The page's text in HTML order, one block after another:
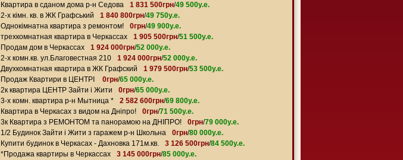
Квартира в сданом дома р-н Седова 1 831 500грн/49 500y.e.
2-х кімн. кв. в ЖК Графський 1 840 800грн/49 750y.e.
Однокімнатна квартира з ремонтом! 0грн/49 900y.e.
трехкомнатная квартира в Черкассах 1 905 500грн/51 500y.e.
Продам дом в Черкассах 1 924 000грн/52 000y.e.
2-х комн.кв. ул.Благовестная 210 1 924 000грн/52 000y.e.
Двухкомнатная квартира в ЖК Графский 1 979 500грн/53 500y.e.
Продаж Квартири в ЦЕНТРІ 0грн/65 000y.e.
2к квартира ЦЕНТР Зайти і Жити 0грн/65 000y.e.
3-х комн. квартира р-н Мытница * 2 582 600грн/69 800y.e.
Квартира в Черкасах з видом на Дніпро! 0грн/71 500y.e.
3к Квартира з РЕМОНТОМ та панорамою на ДНІПРО! 0грн/79 000y.e.
1/2 Будинок Зайти і Жити з гаражем р-н Школьна 0грн/80 000y.e.
Купити будинок в Черкасах - Дахновка 171м.кв. 3 126 500грн/84 500y.e.
*Продажа квартиры в Черкассах 3 145 000грн/85 000y.e.